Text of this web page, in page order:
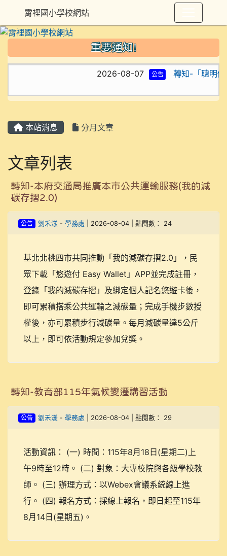
重要通知!
2026-08-07 公告 轉知-「聰明做
本站消息 分月文章
文章列表
轉知-本府交通局推廣本市公共運輸服務(我的減
碳存摺2.0)
公告 劉禾漾- 學務處 | 2026-08-04 | 點閱數： 24
基北北桃四市共同推動「我的減碳存摺2.0」，民
眾下載「悠遊付 Easy Wallet」APP並完成註冊，
登錄「我的減碳存摺」及綁定個人記名悠遊卡後，
即可累積搭乘公共運輸之減碳量；完成手機步數授
權後，亦可累積步行減碳量。每月減碳量達5公斤
以上，即可依活動規定參加兌獎。
轉知-教育部115年氣候變遷講習活動
公告 劉禾漾- 學務處 | 2026-08-04 | 點閱數： 29
活動資訊： (一) 時間：115年8月18日(星期二)上
午9時至12時。 (二) 對象：大專校院與各級學校教
師。 (三) 辦理方式：以Webex會議系統線上進
行。 (四) 報名方式：採線上報名，即日起至115年
8月14日(星期五)。
霄裡國小學校網站